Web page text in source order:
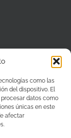
como las
del dispositivo. El
datos como
únicas en este
afectar